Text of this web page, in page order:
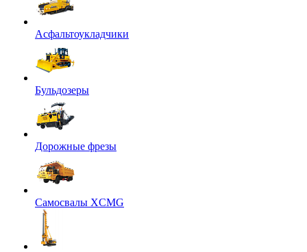
Асфальтоукладчики
Бульдозеры
Дорожные фрезы
Самосвалы XCMG